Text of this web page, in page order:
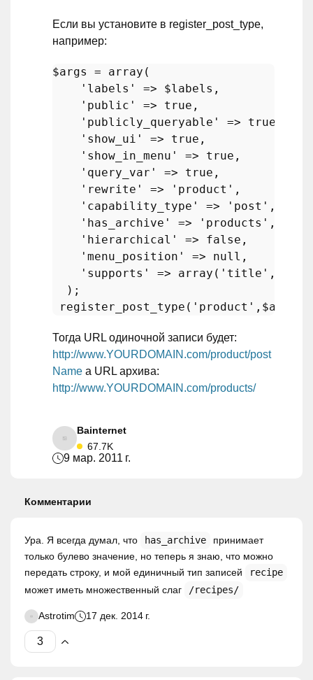
Если вы установите в register_post_type,
например:
$args = array (
'labels'
=> $labels ,
'public'
=> true ,
'publicly_queryable'
=> true
'show_ui'
=> true ,
'show_in_menu'
=> true ,
'query_var'
=> true ,
'rewrite'
=> 'product' ,
'capability_type'
=> 'post' ,
'has_archive'
=> 'products' ,
'hierarchical'
=> false ,
'menu_position'
=> null ,
'supports'
=> array ( 'title' ,
  );
register_post_type ( 'product' , $args
Тогда URL одиночной записи будет:
http://www.YOURDOMAIN.com/product/post
Name а URL архива:
http://www.YOURDOMAIN.com/products/
Bainternet
67.7K
9 мар. 2011 г.
Комментарии
Ура. Я всегда думал, что has_archive
принимает
только булево значение, но теперь я знаю, что можно
передать строку, и мой единичный тип записей
recipe
может иметь множественный слаг
/recipes/
Astrotim 17 дек. 2014 г.